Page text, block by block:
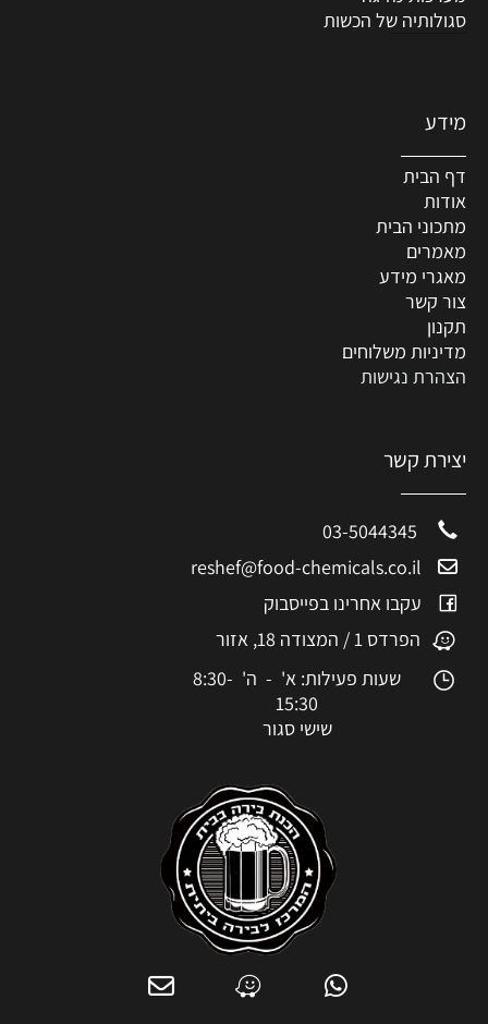
סגולותיה של הכשות
מידע
דף הבית
אודות
מתכוני הבית
מאמרים
מאגרי מידע
צור קשר
תקנון
מדיניות משלוחים
הצהרת נגישות
יצירת קשר
reshef@food-chemicals.co.il
עקבו אחרינו בפייסבוק
הפרדס 1 / המצודה 18, אזור
שעות פעילות: א' - ה' 8:30-
15:30
שישי סגור